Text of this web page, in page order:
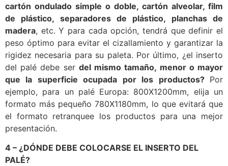
cartón ondulado simple o doble, cartón alveolar, film
de plástico, separadores de plástico, planchas de
madera, etc. Y para cada opción, tendrá que definir el
peso óptimo para evitar el cizallamiento y garantizar la
rigidez necesaria para su paleta. Por último, ¿el inserto
del palé debe ser del mismo tamaño, menor o mayor
que la superficie ocupada por los productos? Por
ejemplo, para un palé Europa: 800X1200mm, elija un
formato más pequeño 780X1180mm, lo que evitará que
el formato retranquee los productos para una mejor
presentación.
4 – ¿DÓNDE DEBE COLOCARSE EL INSERTO DEL
PALÉ?